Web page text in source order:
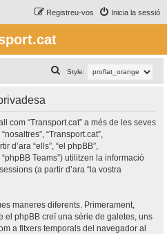
Inicia la sessió
Registreu-vos
Style:
e
c
a
com “Transport.cat” a més de les seves
“Transport.cat”,
d’ara “ells”, “el phpBB”,
Teams”) utilitzen la informació
(a partir d’ara “la vostra
maneres diferents. Primerament,
el phpBB creï una sèrie de galetes, uns
a fitxers temporals del navegador al